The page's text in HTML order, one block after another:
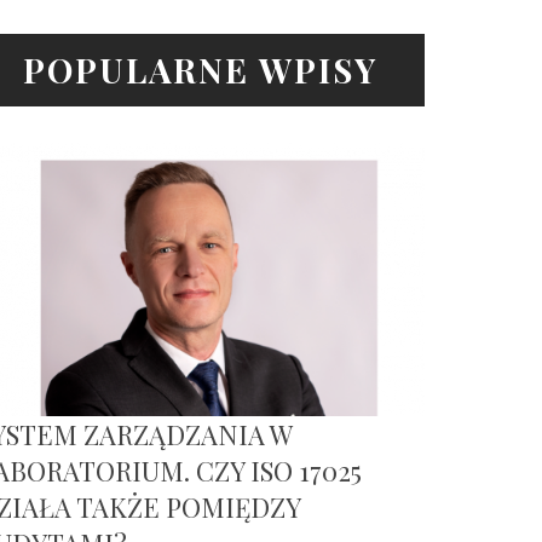
POPULARNE WPISY
ZARZĄDZANIA W
CZY ISO 17025
TAKŻE POMIĘDZY